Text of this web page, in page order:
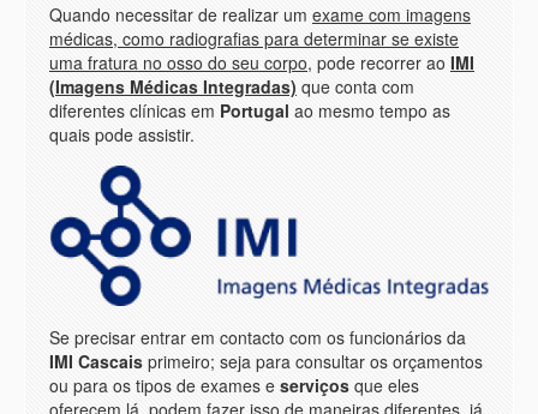
Quando necessitar de realizar um exame com imagens
médicas, como radiografias para determinar se existe
uma fratura no osso do seu corpo, pode recorrer ao IMI
(Imagens Médicas Integradas) que conta com
diferentes clínicas em Portugal ao mesmo tempo as
quais pode assistir.
Se precisar entrar em contacto com os funcionários da
IMI Cascais primeiro; seja para consultar os orçamentos
ou para os tipos de exames e serviços que eles
oferecem lá, podem fazer isso de maneiras diferentes, já